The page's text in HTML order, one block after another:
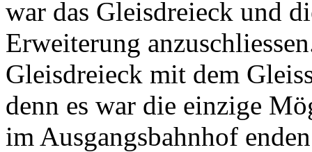
war das Gleisdreieck und
Erweiterung
Gleisdreieck mit dem
denn es war die einzige
im Ausgangsbahnhof